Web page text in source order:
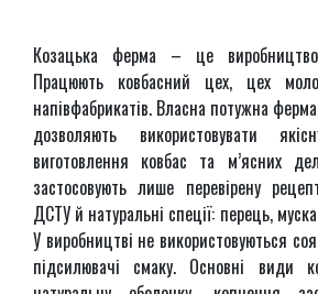
Козацька ферма – це
Працюють ковбасний цех, цех
напівфабрикатів. Власна потужна
дозволяють використовувати
виготовлення ковбас та м’ясних
застосовують лише перевірену
ДСТУ й натуральні спеції: перець,
У виробництві не використовуються
підсилювачі смаку. Основні види